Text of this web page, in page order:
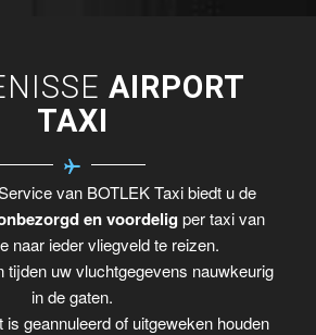
AIRPORT
TAXI
van BOTLEK Taxi biedt u de
en voordelig per taxi van
naar ieder vliegveld te reizen.
tijden uw vluchtgegevens nauwkeurig
in de gaten.
geannuleerd of uitgeweken houden